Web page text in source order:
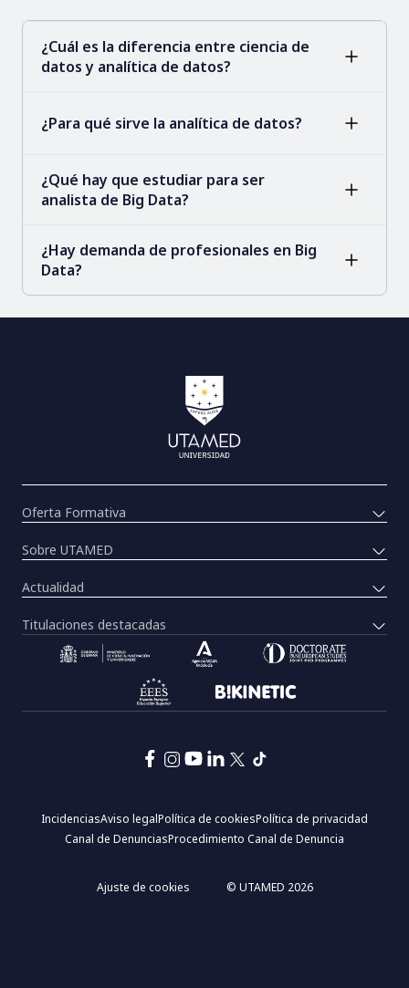
¿Cuál es la diferencia entre ciencia de
datos y analítica de datos?
¿Para qué sirve la analítica de datos?
¿Qué hay que estudiar para ser
analista de Big Data?
¿Hay demanda de profesionales en Big
Data?
Oferta Formativa
Sobre UTAMED
Actualidad
Titulaciones destacadas
página:
IncidenciasAviso legalPolítica de cookiesPolítica de privacidad
Canal de DenunciasProcedimiento Canal de Denuncia
Ajuste de cookies © UTAMED 2026